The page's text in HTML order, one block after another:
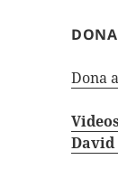
Dona
David